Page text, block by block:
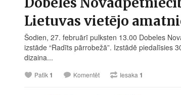
Lietuvas vietējo
Šodien, 27. februārī pulksten 13.00 Dobeles
izstāde “Radīts pārrobežā”. Izstādē piedalīsies
dizaina...
Patīk1 Komentēt Iesaka1